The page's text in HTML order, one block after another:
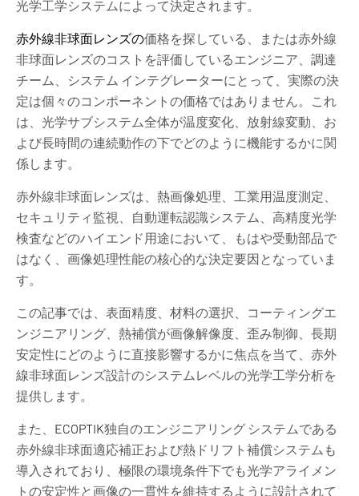
光学工学システムによって決定されます。
赤外線非球面レンズの価格を探している、または赤外線
非球面レンズのコストを評価しているエンジニア、調達
チーム、システム インテグレーターにとって
、実際の決
定は個々のコンポーネントの価格ではありません。これ
は、光学サブシステム全体が温度変化、放射線変動、お
よび長時間の連続動作の下でどのように機能するかに関
係します。
赤外線非球面レンズは、熱画像処理、工業用温度測定、
セキュリティ監視、自動運転認識システム、高精度光学
検査などのハイエンド用途において、もはや受動部品で
はなく、画像処理性能の核心的な決定要因となっていま
す。
この記事では、表面精度、材料の選択、コーティングエ
ンジニアリング、熱補償が画像解像度、歪み制御、長期
安定性にどのように直接影響するかに焦点を当て、赤外
線非球面レンズ設計のシステムレベルの光学工学分析を
提供します。
また、 ECOPTIK独自のエンジニアリング システムである
赤外線非球面適応補正および熱ドリフト補償システムも
導入されており、極限の環境条件下でも光学アライメン
トの安定性と画像の一貫性を維持するように設計されて